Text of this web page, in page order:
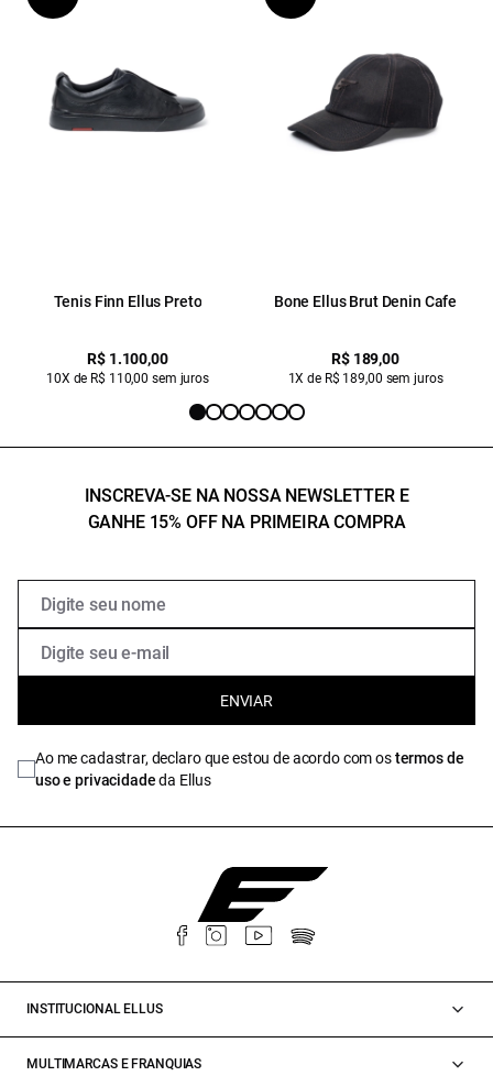
Tenis Finn Ellus Preto
R$ 1.100,00
10X de R$ 110,00 sem juros
Bone Ellus Brut Denin Cafe
R$ 189,00
1X de R$ 189,00 sem juros
INSCREVA-SE NA NOSSA NEWSLETTER E
GANHE 15% OFF NA PRIMEIRA COMPRA
ENVIAR
Ao me cadastrar, declaro que estou de acordo com ostermos de
uso e privacidadeda Ellus
INSTITUCIONAL ELLUS
MULTIMARCAS E FRANQUIAS